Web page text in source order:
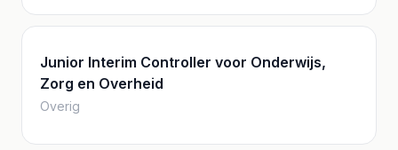
Junior Interim Controller voor Onderwijs,
Zorg en Overheid
Overig